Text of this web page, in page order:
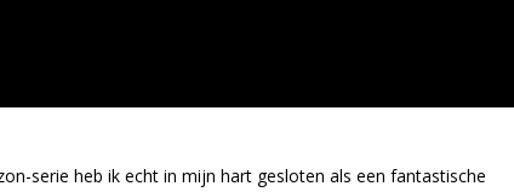
serie heb ik echt in mijn hart gesloten als een fantastische